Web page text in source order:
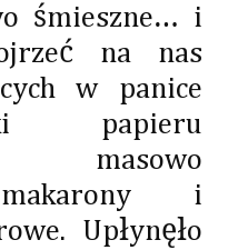
śmieszne… i
na nas
w panice
papieru
masowo
makarony i
Upłynęło